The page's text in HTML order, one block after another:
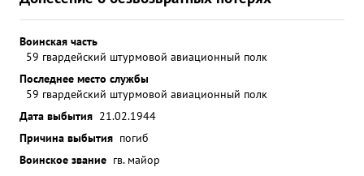
Воинская часть
59 гвардейский штурмовой авиационный полк
Последнее место службы
59 гвардейский штурмовой авиационный полк
Дата выбытия 21.02.1944
Причина выбытия погиб
Воинское звание гв. майор